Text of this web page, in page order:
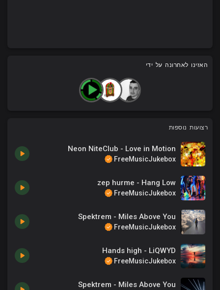
האזינו לאחרונה על ידי
רצועות נוספות
Neon NiteClub - Love in Motion
FreeMusicJukebox
zep hurme - Hang Low
FreeMusicJukebox
Spektrem - Miles Above You
FreeMusicJukebox
Hands high - LiQWYD
FreeMusicJukebox
Spektrem - Miles Above You